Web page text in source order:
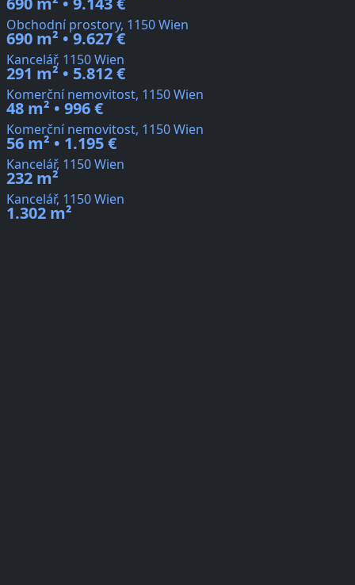
Obchodní prostory, 1150 Wien
690 m² • 9.627 €
Kancelář, 1150 Wien
291 m² • 5.812 €
Komerční nemovitost, 1150 Wien
48 m² • 996 €
Komerční nemovitost, 1150 Wien
56 m² • 1.195 €
Kancelář, 1150 Wien
232 m²
Kancelář, 1150 Wien
1.302 m²